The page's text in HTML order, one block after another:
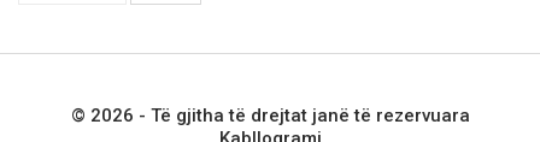
© 2026 - Të gjitha të drejtat janë të rezervuara